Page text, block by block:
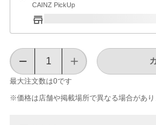
CAINZ PickUp
最大注文数は0です
※価格は​店舗や​掲載場所で​異なる​場合が​あり